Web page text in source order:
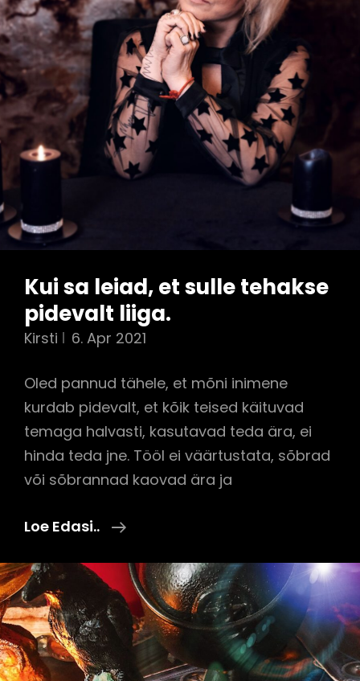
Kui sa leiad, et sulle tehakse
pidevalt liiga.
Kirsti 6. Apr 2021
Oled pannud tähele, et mõni inimene
kurdab pidevalt, et kõik teised käituvad
temaga halvasti, kasutavad teda ära, ei
hinda teda jne. Tööl ei väärtustata, sõbrad
või sõbrannad kaovad ära ja
Loe Edasi..
Kui
Leiad,
Et
Sulle
Tehakse
Pidevalt